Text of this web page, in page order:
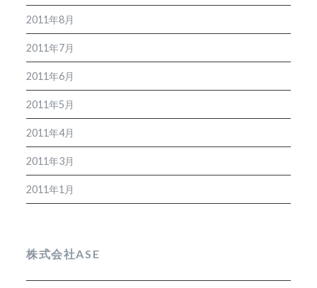
2011年8月
2011年7月
2011年6月
2011年5月
2011年4月
2011年3月
2011年1月
株式会社ASE